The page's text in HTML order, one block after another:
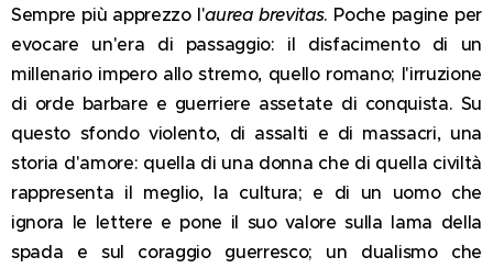
Sempre più apprezzo l'aurea brevitas. Poche pagine per
evocare un'era di passaggio: il disfacimento di un
millenario impero allo stremo, quello romano; l'irruzione
di orde barbare e guerriere assetate di conquista. Su
questo sfondo violento, di assalti e di massacri, una
storia d'amore: quella di una donna che di quella civiltà
rappresenta il meglio, la cultura; e di un uomo che
ignora le lettere e pone il suo valore sulla lama della
spada e sul coraggio guerresco; un dualismo che